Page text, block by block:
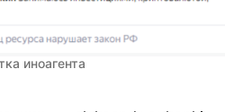
иноагента